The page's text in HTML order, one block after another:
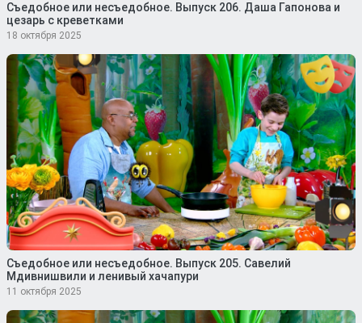
Съедобное или несъедобное. Выпуск 206. Даша Гапонова и
цезарь с креветками
18 октября 2025
Съедобное или несъедобное. Выпуск 205. Савелий
Мдивнишвили и ленивый хачапури
11 октября 2025